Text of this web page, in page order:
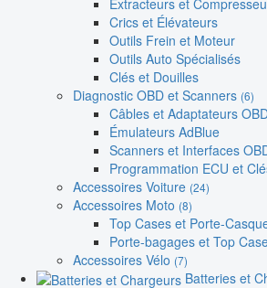
Crics et Élévateurs
Outils Frein et Moteur
Outils Auto Spécialisés
Clés et Douilles
Diagnostic OBD et Scanners (6)
Câbles et Adaptateurs
Émulateurs AdBlue
Scanners et Interfaces
Programmation ECU et
Accessoires Voiture (24)
Accessoires Moto (8)
Top Cases et Porte-
Porte-bagages et Top
Accessoires Vélo (7)
Batteries et